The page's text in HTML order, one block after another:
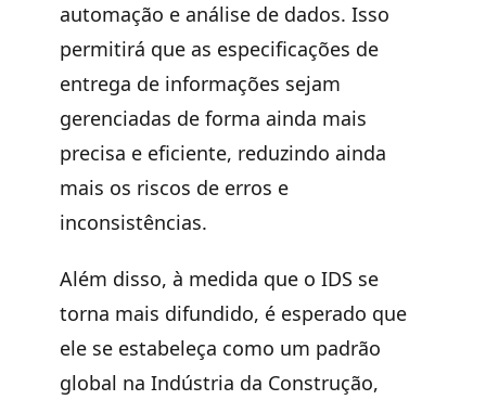
automação e análise de dados. Isso
permitirá que as especificações de
entrega de informações sejam
gerenciadas de forma ainda mais
precisa e eficiente, reduzindo ainda
mais os riscos de erros e
inconsistências.
Além disso, à medida que o IDS se
torna mais difundido, é esperado que
ele se estabeleça como um padrão
global na Indústria da Construção,